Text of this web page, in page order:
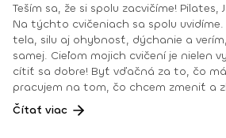
Teším sa, že si spolu zacvičíme! Pilates, Joga a Gravid joga.
Na týchto cvičeniach sa spolu uvidíme.
tela, silu aj ohybnosť, dýchanie a
samej. Cieľom mojich cvičení je nielen
cítiť sa dobre! Byť vďačná za to, čo
pracujem na tom, čo chcem zmeniť a zlepšiť.
Teším sa na teba na online lekciách vo
Fitshaker podcaste! Taktiež osobne na
Čítať viac